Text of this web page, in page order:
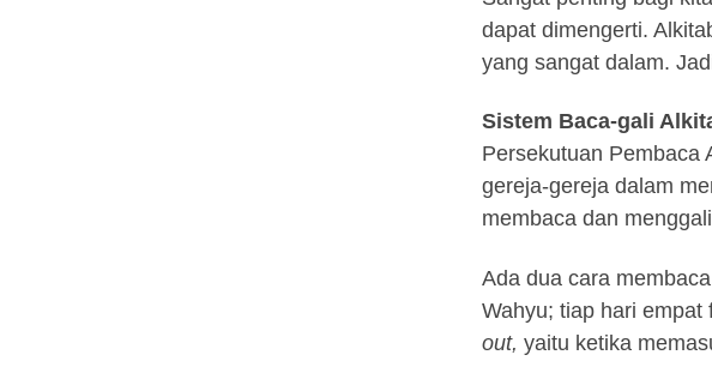
dapat dimengerti.
yang sangat dalam.
Sistem Baca-gali
Persekutuan Pembaca
gereja-gereja dalam
membaca dan
Ada dua cara
Wahyu; tiap hari empat
out, yaitu ketika